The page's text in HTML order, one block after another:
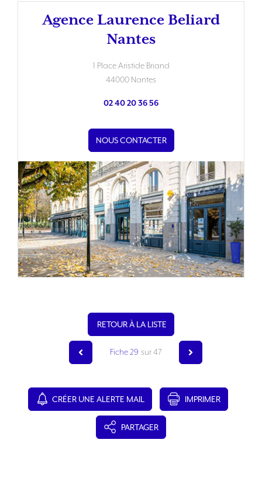
Agence Laurence Beliard
Nantes
1 Place Aristide Briand
44000 Nantes
02 40 20 36 56
NOUS CONTACTER
RETOUR À LA LISTE
Fiche 29 sur 47
CRÉER UNE ALERTE MAIL IMPRIMER
PARTAGER